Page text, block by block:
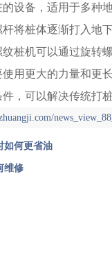
设备，适用于多种
将桩体逐渐打入地
桩机可以通过旋转
用更大的力量和更
，可以解决传统打
如何更省油
维修